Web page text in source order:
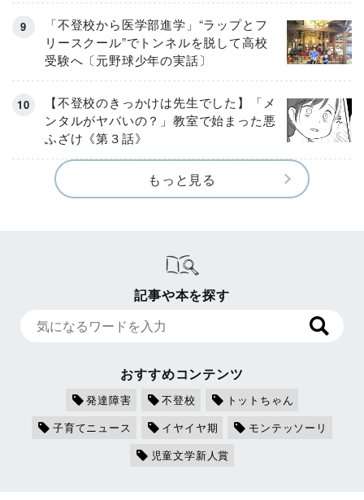
「不登校から医学部進学」“ラップとフ
リースクール”でトンネルを脱して高校
受験へ〔元野球少年の実話〕
【不登校のきっかけは先生でした】「メ
ンタルがヤバいの？」教室で始まった悪
ふざけ《第３話》
もっと見る
記事や本を探す
おすすめコンテンツ
発達障害 不登校
トットちゃん
子育てニュース
イヤイヤ期
モンテッソーリ
児童文学新人賞